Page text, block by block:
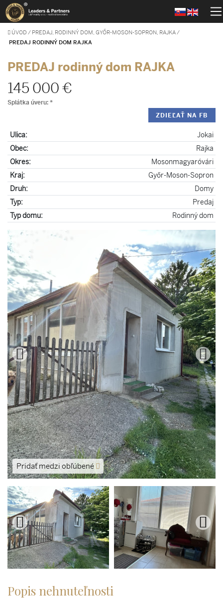
ÚVOD / PREDAJ, RODINNÝ DOM, GYŐR-MOSON-SOPRON, RAJKA/
PREDAJ RODINNÝ DOM RAJKA
PREDAJ rodinný dom RAJKA
145 000 €
Splátka úveru: *
ZDIEĽAŤ NA FB
Ulica:
Jokai
Obec:
Rajka
Okres:
Mosonmagyaróvári
Kraj:
Győr-Moson-Sopron
Druh:
Domy
Typ:
Predaj
Typ domu:
Rodinný dom
Pridať medzi obľúbené
Popis nehnuteľnosti